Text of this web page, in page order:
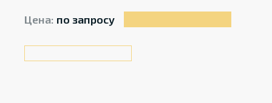
Цена: по запросу